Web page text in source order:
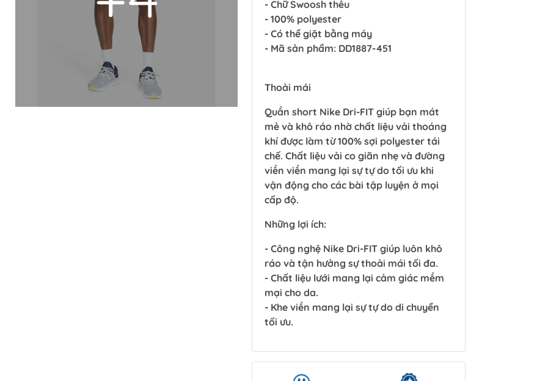
- Chữ Swoosh thêu
- 100% polyester
- Có thể giặt bằng máy
- Mã sản phẩm: DD1887-451
Thoải mái
Quần short Nike Dri-FIT giúp bạn mát
mẻ và khô ráo nhờ chất liệu vải thoáng
khí được làm từ 100% sợi polyester tái
chế. Chất liệu vải co giãn nhẹ và đường
viền viền mang lại sự tự do tối ưu khi
vận động cho các bài tập luyện ở mọi
cấp độ.
Những lợi ích:
- Công nghệ Nike Dri-FIT giúp luôn khô
ráo và tận hưởng sự thoải mái tối đa.
- Chất liệu lưới mang lại cảm giác mềm
mại cho da.
- Khe viền mang lại sự tự do di chuyển
tối ưu.